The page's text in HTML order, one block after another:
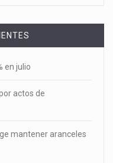
en julio
actos de
mantener aranceles